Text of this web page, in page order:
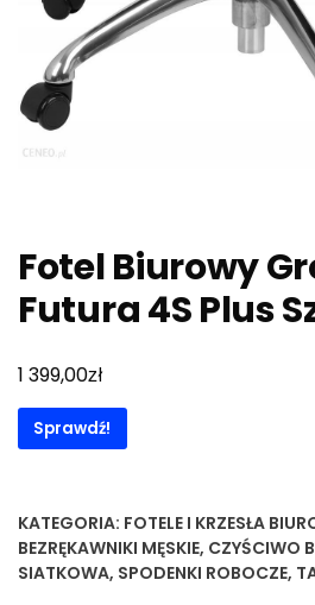
Fotel Biurowy
Futura 4S Plus
1 399,00zł
Sprawdź!
KATEGORIA: FOTELE I KRZESŁA
BEZRĘKAWNIKI MĘSKIE, CZYŚCIWO
SIATKOWA, SPODENKI ROBOCZE,